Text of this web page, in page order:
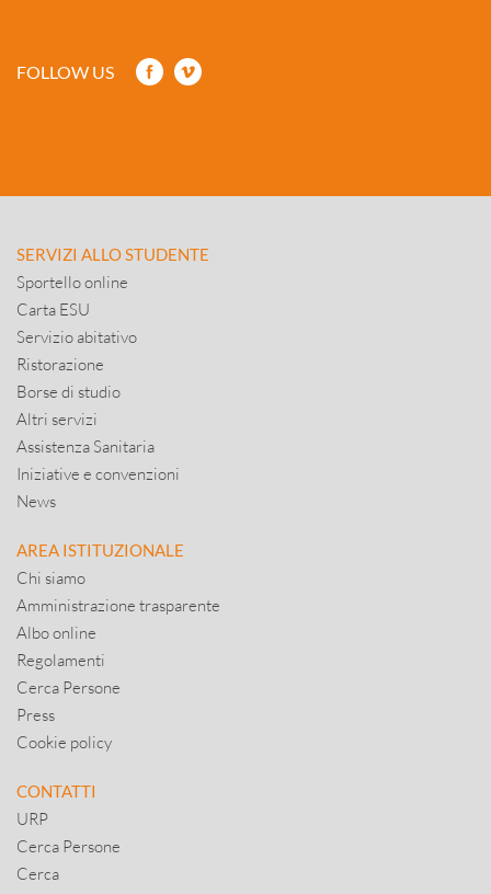
FOLLOW US
SERVIZI ALLO STUDENTE
Sportello online
Carta ESU
Servizio abitativo
Ristorazione
Borse di studio
Altri servizi
Assistenza Sanitaria
Iniziative e convenzioni
News
AREA ISTITUZIONALE
Chi siamo
Amministrazione trasparente
Albo online
Regolamenti
Cerca Persone
Press
Cookie policy
CONTATTI
URP
Cerca Persone
Cerca